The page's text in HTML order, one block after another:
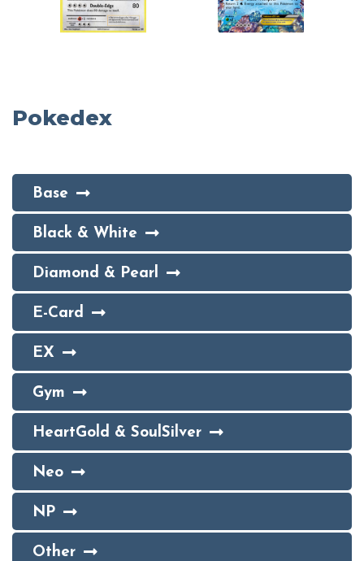
Pokedex
Base
Black & White
Diamond & Pearl
E-Card
EX
Gym
HeartGold & SoulSilver
Neo
NP
Other